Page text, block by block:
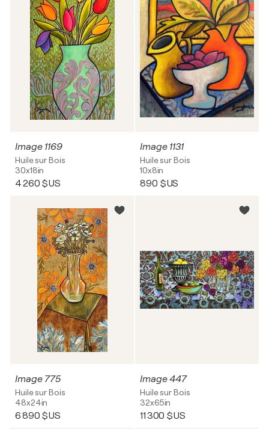
Image 1169
Huile sur Bois
30x18in
4 260 $US
Image 1131
Huile sur Bois
10x8in
890 $US
Image 775
Huile sur Bois
48x24in
6 890 $US
Image 447
Huile sur Bois
32x65in
11 300 $US